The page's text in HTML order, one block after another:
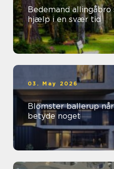
Bedemand allingåbro sådan får du tryg
hjælp i en svær tid
03. May 2026
Blomster ballerup når buketten skal
betyde noget